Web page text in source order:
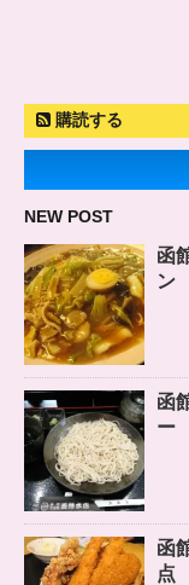
購読する
NEW POST
函
ン
函
ー
函
点